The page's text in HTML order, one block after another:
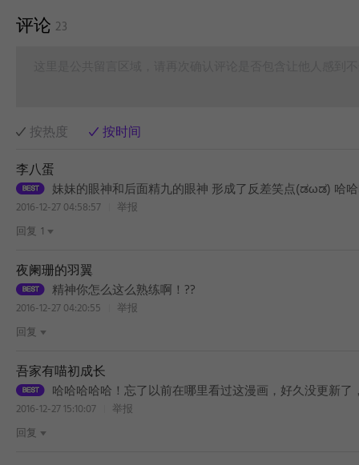
评论 23
按热度
按时间
李八蛋
妹妹的眼神和后面精九的眼神 形成了反差笑点(ಡωಡ) 哈
2016-12-27 04:58:57
举报
回复 1
夜阑珊的羽翼
精神你怎么这么熟练啊！??
2016-12-27 04:20:55
举报
回复
吾家有喵初成长
哈哈哈哈哈！忘了以前在哪里看过这漫画，好久没更新
2016-12-27 15:10:07
举报
回复